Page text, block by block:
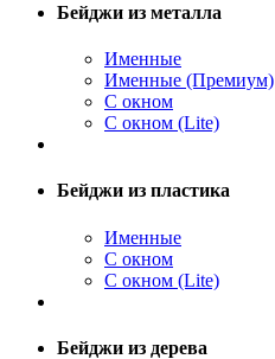
Бейджи из металла
Именные
Именные (Премиум)
С окном
С окном (Lite)
Бейджи из пластика
Именные
С окном
С окном (Lite)
Бейджи из дерева